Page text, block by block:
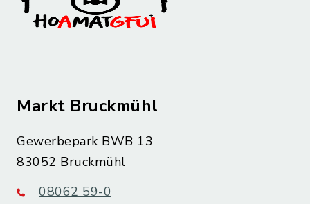
Markt Bruckmühl
Gewerbepark BWB 13
83052 Bruckmühl
08062 59-0